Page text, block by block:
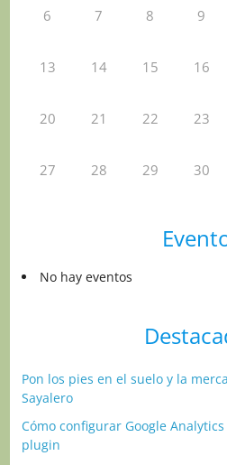
6 7 8 9
13 14 15 16
20 21 22 23
27 28 29 30
No hay eventos
Pon los pies en el suelo y la
Sayalero
Cómo configurar Google
plugin